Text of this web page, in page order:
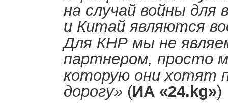
на случай войны для
и Китай являются
Для КНР мы не
партнером, просто
которую они хотят
дорогу» (ИА «24.kg»)